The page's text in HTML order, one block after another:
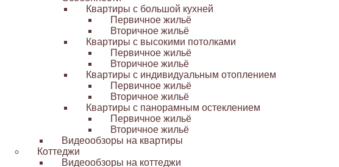
Квартиры с большой кухней
Первичное жильё
Вторичное жильё
Квартиры с высокими потолками
Первичное жильё
Вторичное жильё
Квартиры с индивидуальным отоплением
Первичное жильё
Вторичное жильё
Квартиры с панорамным остеклением
Первичное жильё
Вторичное жильё
Видеообзоры на квартиры
Коттеджи
Видеообзоры на коттеджи